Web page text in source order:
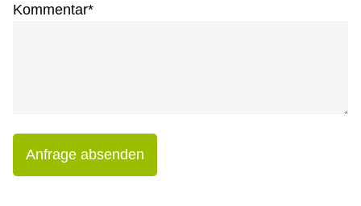
Kommentar*
Anfrage absenden